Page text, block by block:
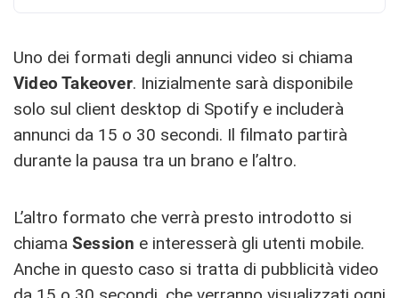
Uno dei formati degli annunci video si chiama
Video Takeover. Inizialmente sarà disponibile
solo sul client desktop di Spotify e includerà
annunci da 15 o 30 secondi. Il filmato partirà
durante la pausa tra un brano e l’altro.
L’altro formato che verrà presto introdotto si
chiama Session e interesserà gli utenti mobile.
Anche in questo caso si tratta di pubblicità video